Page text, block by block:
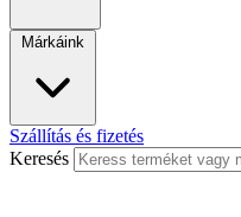
Márkáink
Szállítás és fizetés
Keresés